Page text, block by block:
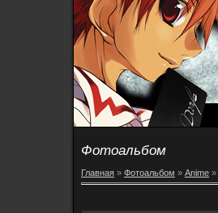
Фотоальбом
Главная » Фотоальбом » Anime »